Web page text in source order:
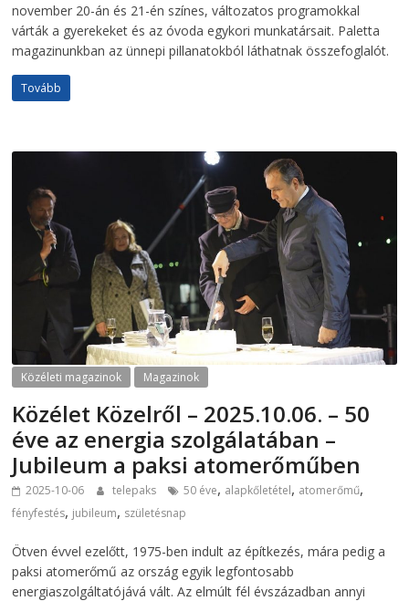
november 20-án és 21-én színes, változatos programokkal
várták a gyerekeket és az óvoda egykori munkatársait. Paletta
magazinunkban az ünnepi pillanatokból láthatnak összefoglalót.
Tovább
Közéleti magazinok Magazinok
Közélet Közelről – 2025.10.06. – 50
éve az energia szolgálatában –
Jubileum a paksi atomerőműben
2025-10-06 telepaks 50 éve, alapkőletétel, atomerőmű,
fényfestés, jubileum, születésnap
Ötven évvel ezelőtt, 1975-ben indult az építkezés, mára pedig a
paksi atomerőmű az ország egyik legfontosabb
energiaszolgáltatójává vált. Az elmúlt fél évszázadban annyi